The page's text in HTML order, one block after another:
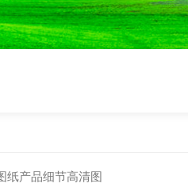
纸产品细节高清图